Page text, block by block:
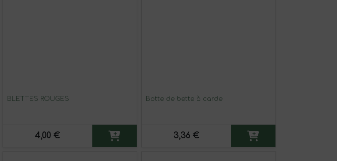
BLETTES ROUGES
4,00 €
Botte de bette à carde
3,36 €